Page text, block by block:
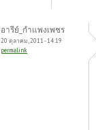
อารีย์_กำแพงเพชร
20 ตุลาคม, 2011 - 14:19
permalink